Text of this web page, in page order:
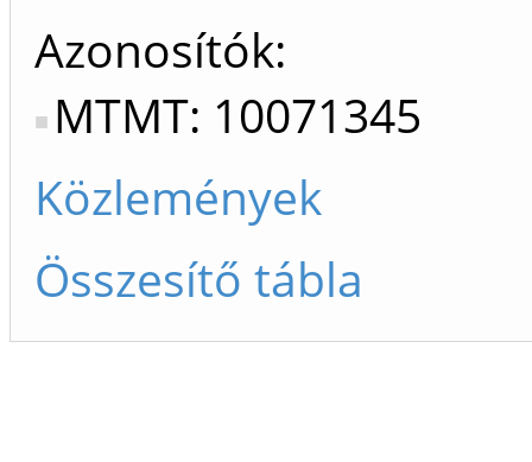
Azonosítók
MTMT: 10071345
Közlemények
Összesítő tábla